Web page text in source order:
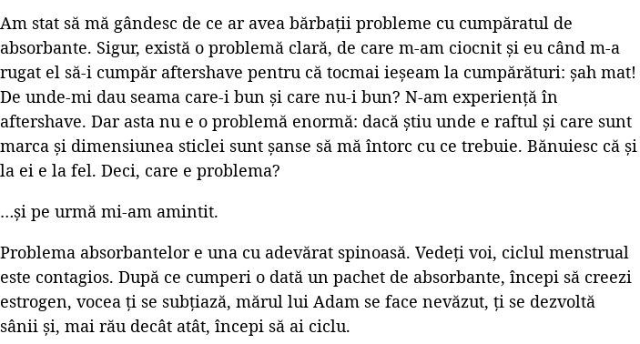
Am stat să mă gândesc de ce ar avea bărbații probleme cu cumpăratul de
absorbante. Sigur, există o problemă clară, de care m-am ciocnit și eu când m-a
rugat el să-i cumpăr aftershave pentru că tocmai ieșeam la cumpărături: șah mat!
De unde-mi dau seama care-i bun și care nu-i bun? N-am experiență în
aftershave. Dar asta nu e o problemă enormă: dacă știu unde e raftul și care sunt
marca și dimensiunea sticlei sunt șanse să mă întorc cu ce trebuie. Bănuiesc că și
la ei e la fel. Deci, care e problema?
…și pe urmă mi-am amintit.
Problema absorbantelor e una cu adevărat spinoasă. Vedeți voi, ciclul menstrual
este contagios. După ce cumperi o dată un pachet de absorbante, începi să creezi
estrogen, vocea ți se subțiază, mărul lui Adam se face nevăzut, ți se dezvoltă
sânii și, mai rău decât atât, începi să ai ciclu.